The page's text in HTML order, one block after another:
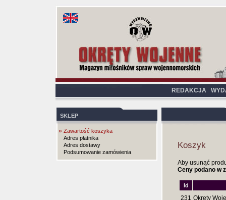
REDAKCJA
SKLEP
» Zawartość koszyka
Adres płatnika
Adres dostawy
Podsumowanie zamówienia
Koszyk
Aby usunąć
Ceny podano w
Id
231 Okręty